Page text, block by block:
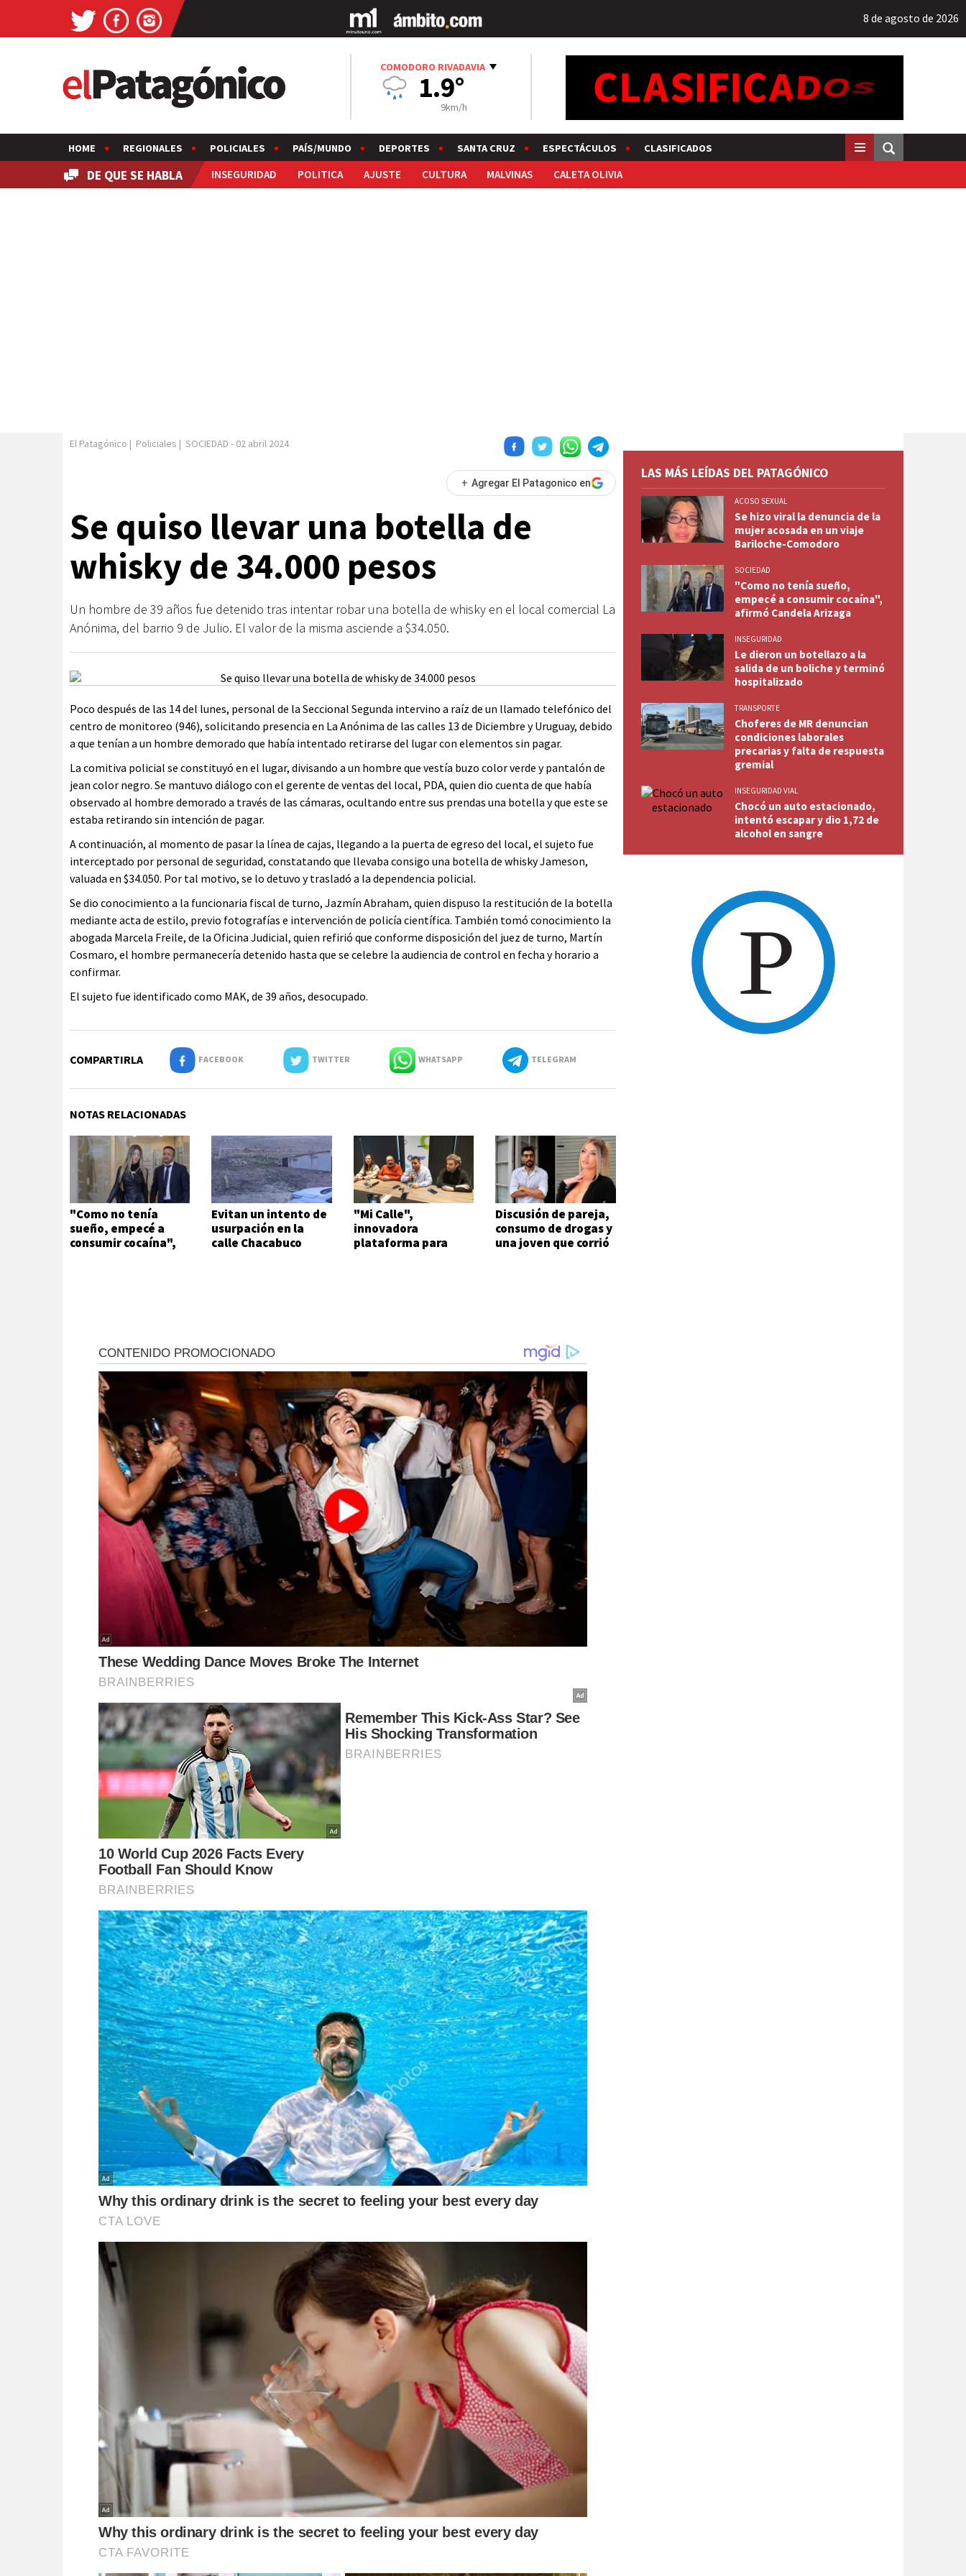
8 de agosto de 2026
COMODORO RIVADAVIA
1.9°
9km/h
HOME REGIONALES POLICIALES PAÍS/MUNDO DEPORTES SANTA CRUZ ESPECTÁCULOS CLASIFICADOS
DE QUE SE HABLA INSEGURIDAD POLITICA AJUSTE CULTURA MALVINAS CALETA OLIVIA
El Patagónico | Policiales | SOCIEDAD - 02 abril 2024
+ Agregar El Patagonico en
Se quiso llevar una botella de
whisky de 34.000 pesos
Un hombre de 39 años fue detenido tras intentar robar una botella de whisky en el local comercial La
Anónima, del barrio 9 de Julio. El valor de la misma asciende a $34.050.
Poco después de las 14 del lunes, personal de la Seccional Segunda intervino a raíz de un llamado telefónico del
centro de monitoreo (946), solicitando presencia en La Anónima de las calles 13 de Diciembre y Uruguay, debido
a que tenían a un hombre demorado que había intentado retirarse del lugar con elementos sin pagar.
La comitiva policial se constituyó en el lugar, divisando a un hombre que vestía buzo color verde y pantalón de
jean color negro. Se mantuvo diálogo con el gerente de ventas del local, PDA, quien dio cuenta de que había
observado al hombre demorado a través de las cámaras, ocultando entre sus prendas una botella y que este se
estaba retirando sin intención de pagar.
A continuación, al momento de pasar la línea de cajas, llegando a la puerta de egreso del local, el sujeto fue
interceptado por personal de seguridad, constatando que llevaba consigo una botella de whisky Jameson,
valuada en $34.050. Por tal motivo, se lo detuvo y trasladó a la dependencia policial.
Se dio conocimiento a la funcionaria fiscal de turno, Jazmín Abraham, quien dispuso la restitución de la botella
mediante acta de estilo, previo fotografías e intervención de policía científica. También tomó conocimiento la
abogada Marcela Freile, de la Oficina Judicial, quien refirió que conforme disposición del juez de turno, Martín
Cosmaro, el hombre permanecería detenido hasta que se celebre la audiencia de control en fecha y horario a
confirmar.
El sujeto fue identificado como MAK, de 39 años, desocupado.
COMPARTIRLA FACEBOOK TWITTER WHATSAPP TELEGRAM
NOTAS RELACIONADAS
"Como no tenía
sueño, empecé a
consumir cocaína",
Evitan un intento de
usurpación en la
calle Chacabuco
"Mi Calle",
innovadora
plataforma para
Discusión de pareja,
consumo de drogas y
una joven que corrió
LAS MÁS LEÍDAS DEL PATAGÓNICO
ACOSO SEXUAL
Se hizo viral la denuncia de la
mujer acosada en un viaje
Bariloche-Comodoro
SOCIEDAD
"Como no tenía sueño,
empecé a consumir cocaína",
afirmó Candela Arizaga
INSEGURIDAD
Le dieron un botellazo a la
salida de un boliche y terminó
hospitalizado
TRANSPORTE
Choferes de MR denuncian
condiciones laborales
precarias y falta de respuesta
gremial
INSEGURIDAD VIAL
Chocó un auto estacionado,
intentó escapar y dio 1,72 de
alcohol en sangre